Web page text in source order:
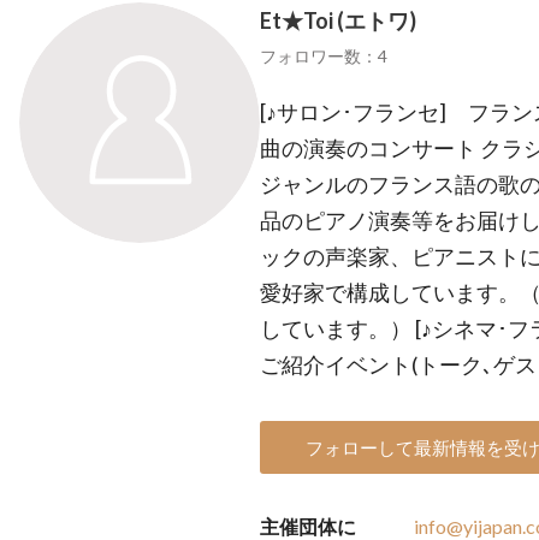
Et★Toi (エトワ)
フォロワー数：4
[♪サロン･フランセ] フラン
曲の演奏のコンサート クラ
ジャンルのフランス語の歌
品のピアノ演奏等をお届け
ックの声楽家、ピアニスト
愛好家で構成しています。
しています。） [♪シネマ･
ご紹介イベント(トーク､ゲ
フォローして最新情報を受
主催団体に